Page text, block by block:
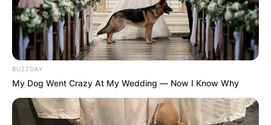
MELGAR
presuntos expendedores
de cocaína
BUZZDAY
My Dog Went Crazy At My Wedding — Now I Know Why